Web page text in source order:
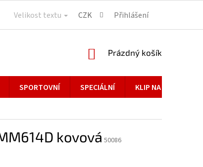
Velikost textu CZK Přihlášení
NÁKUPNÍ
Prázdný košík
SPORTOVNÍ SPECIÁLNÍ KLIP NA BRÝLE
kovová 50086